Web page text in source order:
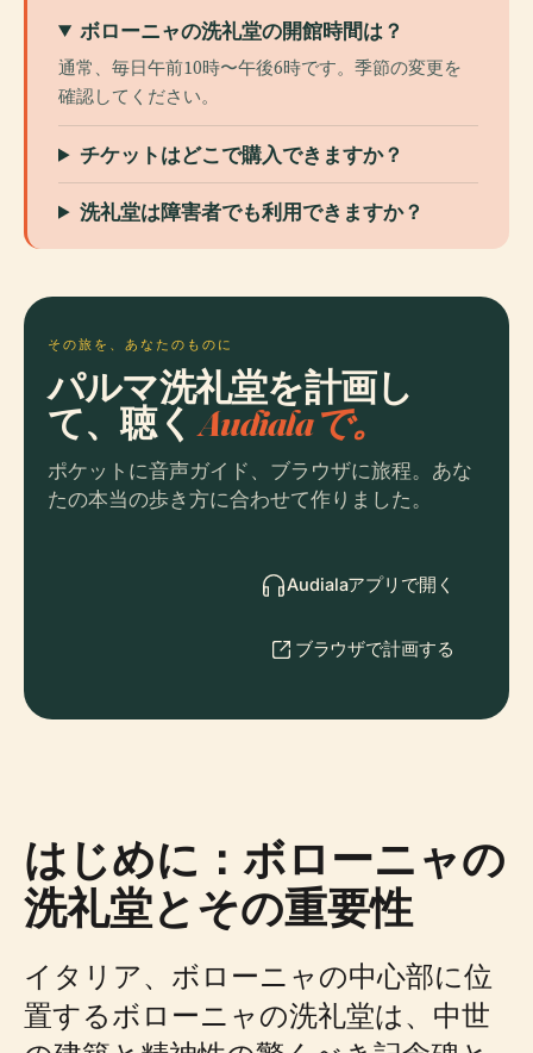
ボローニャの洗礼堂の開館時間は？
通常、毎日午前10時〜午後6時です。季節の変更を
確認してください。
チケットはどこで購入できますか？
洗礼堂は障害者でも利用できますか？
その旅を、あなたのものに
パルマ洗礼堂を計画し
て、聴くAudialaで。
ポケットに音声ガイド、ブラウザに旅程。あな
たの本当の歩き方に合わせて作りました。
Audialaアプリで開く
ブラウザで計画する
はじめに：ボローニャの
洗礼堂とその重要性
イタリア、ボローニャの中心部に位
置するボローニャの洗礼堂は、中世